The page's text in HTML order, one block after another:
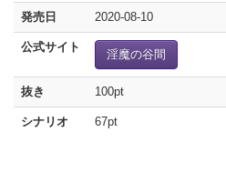
発売日 2020-08-10
公式サイト
淫魔の谷間
抜き 100pt
シナリオ 67pt